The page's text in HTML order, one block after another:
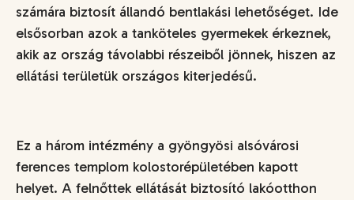
számára biztosít állandó bentlakási lehetőséget. Ide
elsősorban azok a tanköteles gyermekek érkeznek,
akik az ország távolabbi részeiből jönnek, hiszen az
ellátási területük országos kiterjedésű.
Ez a három intézmény a gyöngyösi alsóvárosi
ferences templom kolostorépületében kapott
helyet. A felnőttek ellátását biztosító lakóotthon